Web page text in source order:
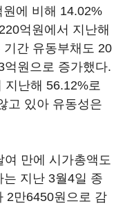
에 비해 14.02%
억원에서 지난해
간 유동부채도 20
원으로 증가했다.
지난해 56.12%로
고 있아 유동성은
만에 시가총액도
지난 3월4일 종
2만6450원으로 감